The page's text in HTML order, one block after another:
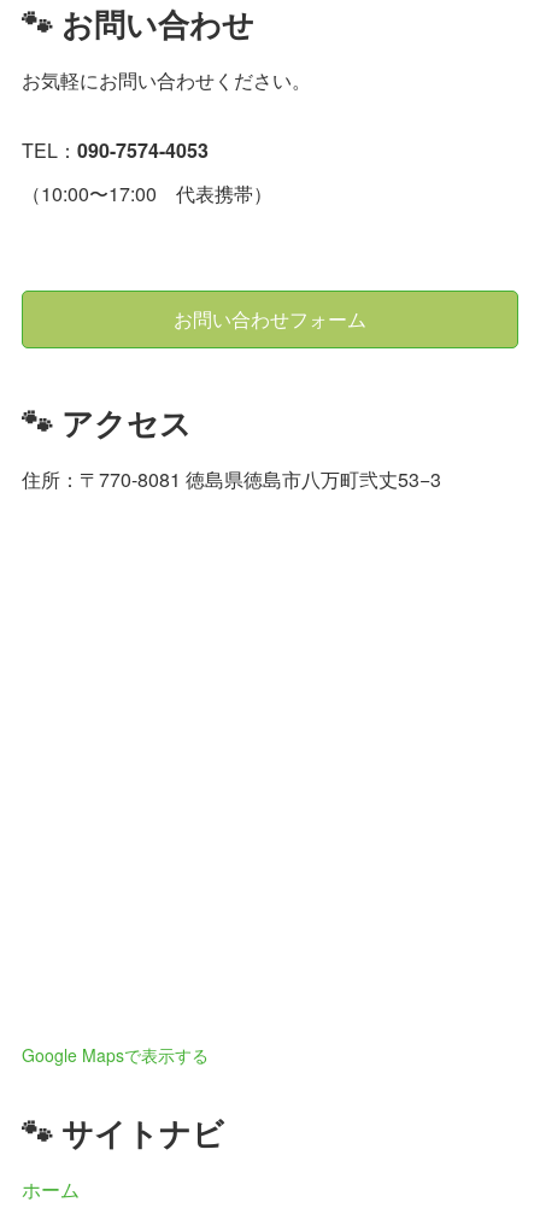
🐾 お問い合わせ
お気軽にお問い合わせください。
TEL：090-7574-4053
（10:00〜17:00 代表携帯）
お問い合わせフォーム
🐾 アクセス
住所：〒770-8081 徳島県徳島市八万町弐丈53−3
Google Mapsで表示する
🐾 サイトナビ
ホーム